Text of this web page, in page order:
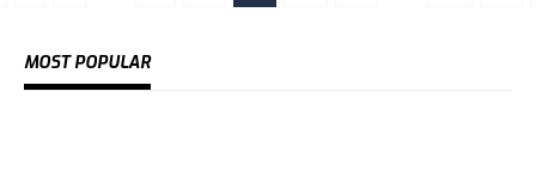
MOST POPULAR